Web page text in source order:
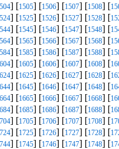
] [1505] [1506] [1507] [1508] [
] [1525] [1526] [1527] [1528] [
] [1545] [1546] [1547] [1548] [
] [1565] [1566] [1567] [1568] [
] [1585] [1586] [1587] [1588] [
] [1605] [1606] [1607] [1608] [
] [1625] [1626] [1627] [1628] [
] [1645] [1646] [1647] [1648] [
] [1665] [1666] [1667] [1668] [
] [1685] [1686] [1687] [1688] [
] [1705] [1706] [1707] [1708] [
] [1725] [1726] [1727] [1728] [
] [1745] [1746] [1747] [1748] [